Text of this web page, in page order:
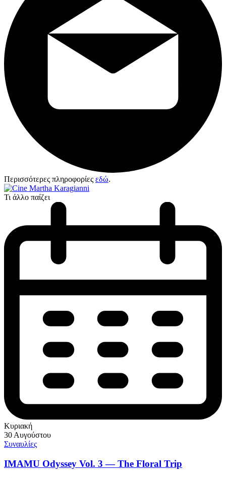
Περισσότερες πληροφορίες εδώ.
Τι άλλο παίζει
Κυριακή
30 Αυγούστου
Συναυλίες
IMAMU Odyssey Vol. 3 — The Floral Trip